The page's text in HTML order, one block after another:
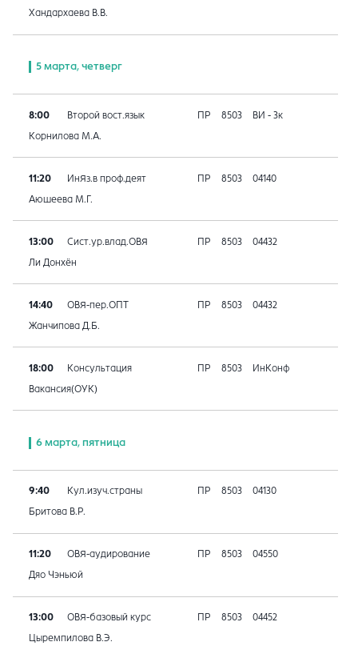
Хандархаева В.В.
5 марта, четверг
8:00 Второй вост.язык ПР 8503 ВИ - 3к
Корнилова М.А.
11:20 ИнЯз.в проф.деят ПР 8503 04140
Аюшеева М.Г.
13:00 Сист.ур.влад.ОВЯ ПР 8503 04432
Ли Донхён
14:40 ОВЯ-пер.ОПТ ПР 8503 04432
Жанчипова Д.Б.
18:00 Консультация ПР 8503 ИнКонф
Вакансия(ОУК)
6 марта, пятница
9:40 Кул.изуч.страны ПР 8503 04130
Бритова В.Р.
11:20 ОВЯ-аудирование ПР 8503 04550
Дяо Чэньюй
13:00 ОВЯ-базовый курс ПР 8503 04452
Цыремпилова В.Э.